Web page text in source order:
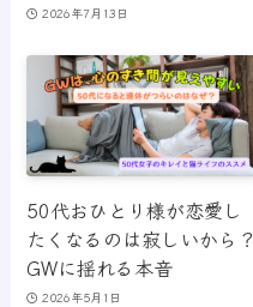
2026年7月13日
50代おひとり様が恋愛し
たくなるのは寂しいから？
GWに揺れる本音
2026年5月1日